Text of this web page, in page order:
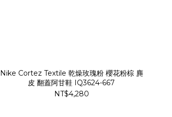
Nike Cortez Textile 乾燥玫瑰粉 櫻花粉棕 麂
皮 翻蓋阿甘鞋 IQ3624-667
NT$4,280